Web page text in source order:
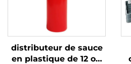
distributeur de sauce
en plastique de 12 oz.